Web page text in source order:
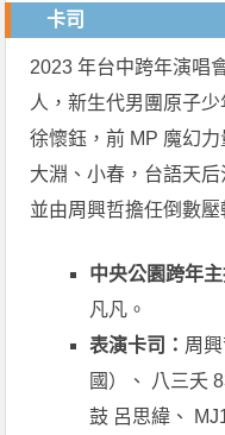
卡司
2023 年台中跨年演唱
人，新生代男團原子
徐懷鈺，前 MP 魔幻
大淵、小春，台語天
並由周興哲擔任倒數壓
中央公園跨年主
凡凡。
表演卡司： 周
國）、 八三夭
鼓 呂思緯、